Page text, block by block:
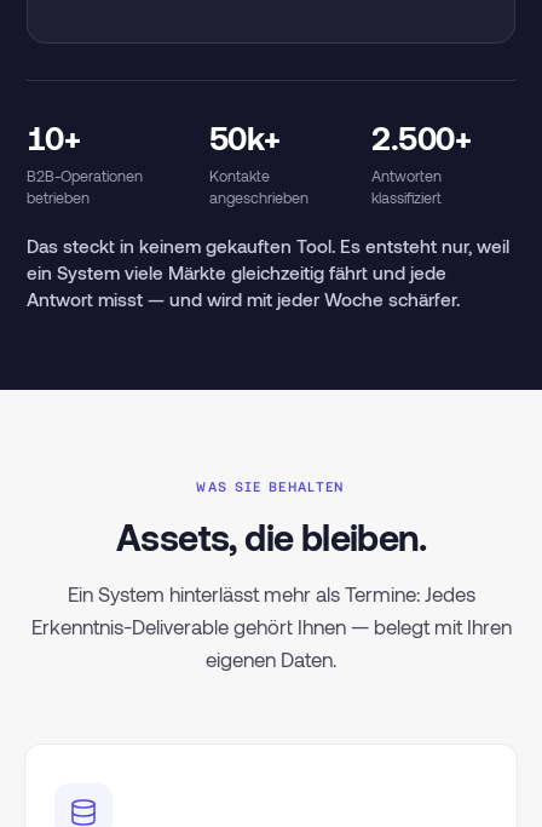
10+
B2B-Operationen
betrieben
50k+
Kontakte
angeschrieben
2.500+
Antworten
klassifiziert
Das steckt in keinem gekauften Tool. Es entsteht nur, weil
ein System viele Märkte gleichzeitig fährt und jede
Antwort misst — und wird mit jeder Woche schärfer.
WAS SIE BEHALTEN
Assets, die bleiben.
Ein System hinterlässt mehr als Termine: Jedes
Erkenntnis-Deliverable gehört Ihnen — belegt mit Ihren
eigenen Daten.